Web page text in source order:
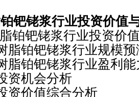
钯铑浆行业投资价值
钯铑浆行业投资价
钯铑浆行业规模预
钯铑浆行业盈利能
会分析
值综合分析